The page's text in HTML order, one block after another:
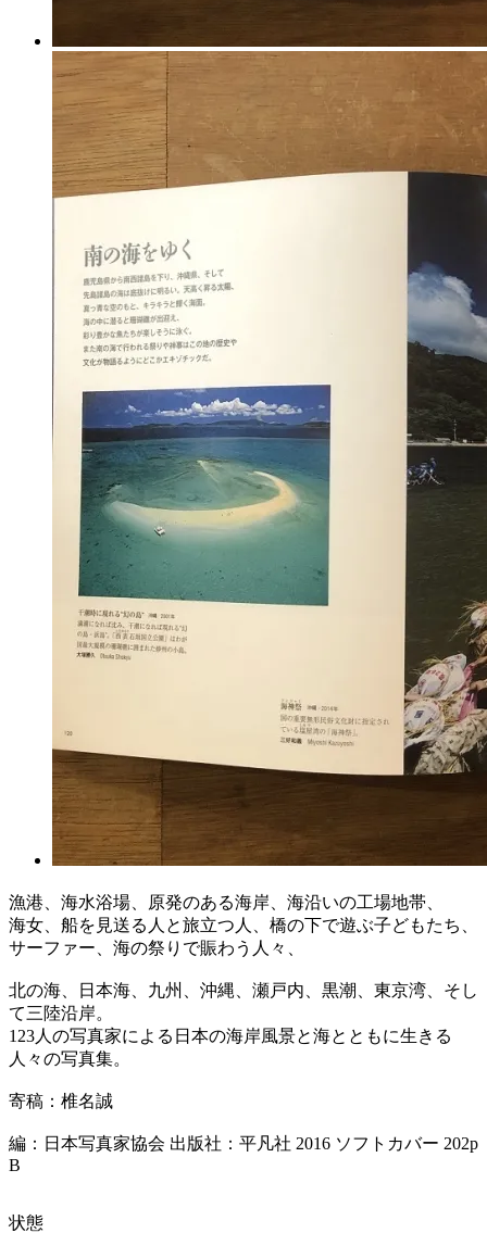
漁港、海水浴場、原発のある海岸、海沿いの工場地帯、
海女、船を見送る人と旅立つ人、橋の下で遊ぶ子どもたち、
サーファー、海の祭りで賑わう人々、
北の海、日本海、九州、沖縄、瀬戸内、黒潮、東京湾、そし
て三陸沿岸。
123人の写真家による日本の海岸風景と海とともに生きる
人々の写真集。
寄稿：椎名誠
編：日本写真家協会 出版社：平凡社 2016 ソフトカバー 202p
B
状態